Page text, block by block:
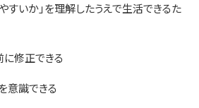
すいか」を理解したうえで生活できるた
修正できる
意識できる